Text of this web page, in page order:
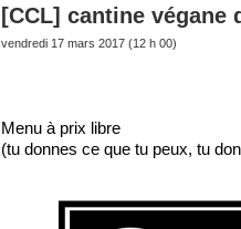
[CCL] cantine végane
vendredi 17 mars 2017 (12 h 00)
Menu à prix libre
(tu donnes ce que tu peux, tu